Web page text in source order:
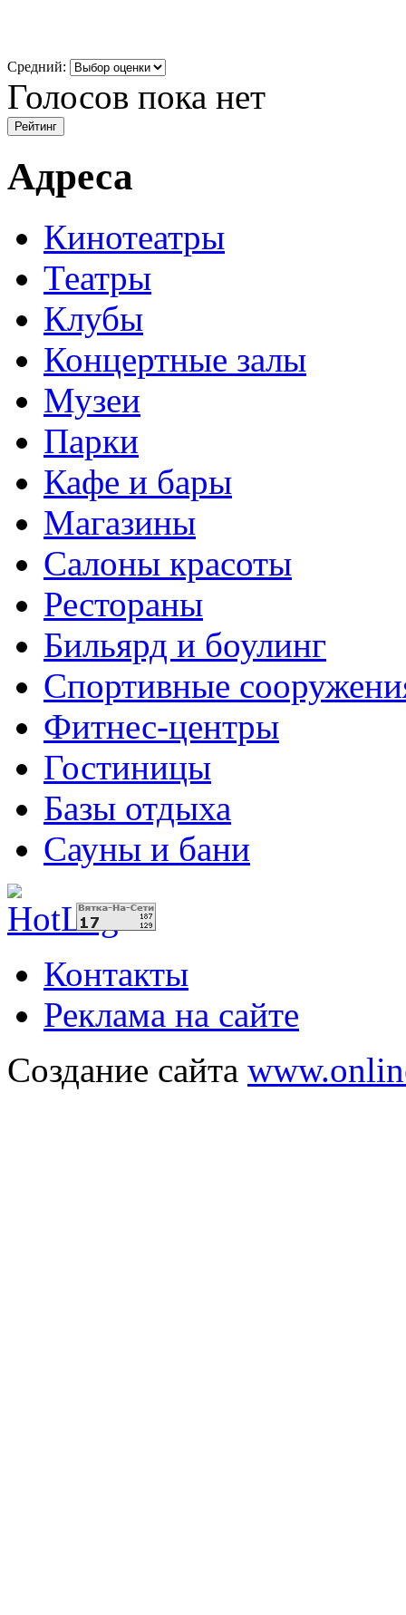
Средний:
Голосов пока нет
Адреса
Кинотеатры
Театры
Клубы
Концертные залы
Музеи
Парки
Кафе и бары
Магазины
Салоны красоты
Рестораны
Бильярд и боулинг
Спортивные
Фитнес-центры
Гостиницы
Базы отдыха
Сауны и бани
Контакты
Реклама на сайте
Создание сайта